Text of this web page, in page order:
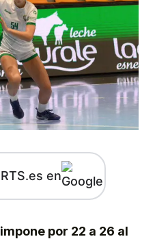
en
por 22 a 26 al